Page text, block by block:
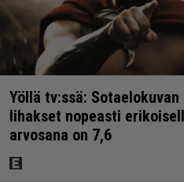
Yöllä tv:ssä:
lihakset nopeasti
arvosana on 7,6